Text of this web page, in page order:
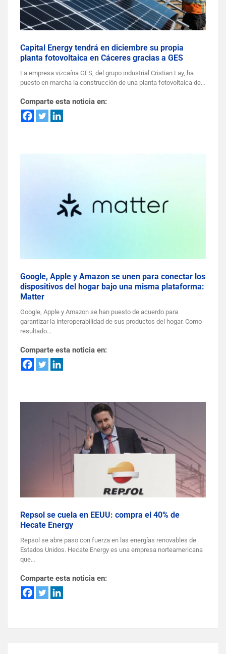
Capital Energy tendrá en diciembre su propia
planta fotovoltaica en Cáceres gracias a GES
La empresa vizcaína GES, del grupo industrial Cristian Lay, ha
puesto en marcha la construcción de una planta fotovoltaica de…
Comparte esta noticia en:
Google, Apple y Amazon se unen para conectar los
dispositivos del hogar bajo una misma plataforma:
Matter
Google, Apple y Amazon se han puesto de acuerdo para
garantizar la interoperabilidad de sus productos del hogar. Como
resultado…
Comparte esta noticia en:
Repsol se cuela en EEUU: compra el 40% de
Hecate Energy
Repsol se abre paso con fuerza en las energías renovables de
Estados Unidos. Hecate Energy es una empresa norteamericana
que…
Comparte esta noticia en: